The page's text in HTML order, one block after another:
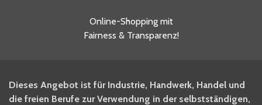
Online-Shopping mit
Fairness & Transparenz!
Dieses Angebot ist für Industrie, Handwerk, Handel und
die freien Berufe zur Verwendung in der selbstständigen,